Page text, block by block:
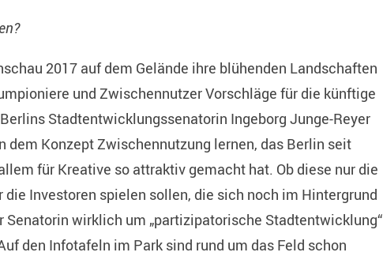
2017 auf dem Gelände ihre blühenden Landschaften
und Zwischennutzer Vorschläge für die künftige
Stadtentwicklungssenatorin Ingeborg Junge-Reyer
dem Konzept Zwischennutzung lernen, das Berlin seit
für Kreative so attraktiv gemacht hat. Ob diese nur die
Investoren spielen sollen, die sich noch im Hintergrund
Senatorin wirklich um „partizipatorische Stadtentwicklung“
den Infotafeln im Park sind rund um das Feld schon